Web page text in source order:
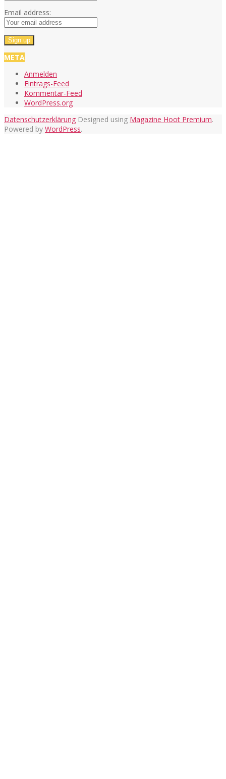
Email address:
META
Anmelden
Eintrags-Feed
Kommentar-Feed
WordPress.org
Datenschutzerklärung Designed using Magazine Hoot Premium.
Powered by WordPress.